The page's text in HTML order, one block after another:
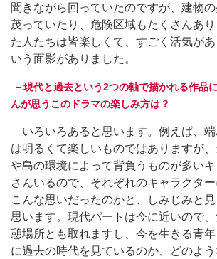
聞きながら回っていたのですが、建物
茂っていたり、危険区域もたくさんあ
た人たちは皆楽しくて、すごく活気が
いう面影がありました。
－現代と過去という2つの軸で描かれる作品
んが思うこのドラマの楽しみ方は？
いろいろあると思います。例えば、
は明るくて楽しいものではありますが
や島の環境によって背負うものが多いキ
さんいるので、それぞれのキャラクター
こんな思いだったのかと、しみじみと
思います。現代パートは今に近いので
憩場所とも取れますし、今を生きる青
に過去の時代を見ているのか、どのよう